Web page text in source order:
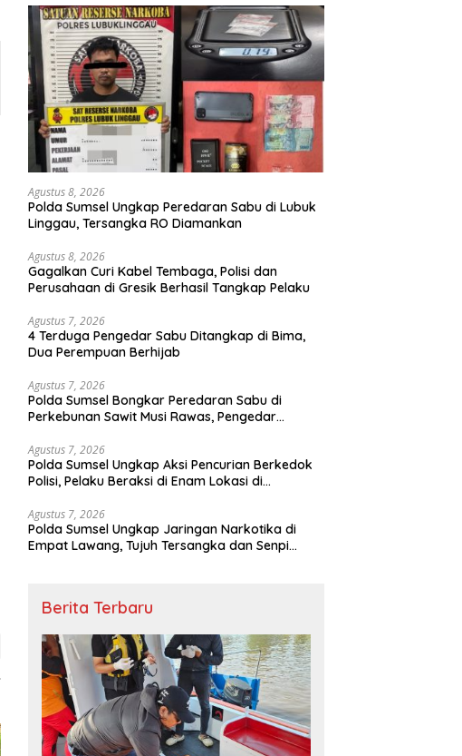
Agustus 8, 2026
Polda Sumsel Ungkap Peredaran Sabu di Lubuk
Linggau, Tersangka RO Diamankan
Agustus 8, 2026
Gagalkan Curi Kabel Tembaga, Polisi dan
Perusahaan di Gresik Berhasil Tangkap Pelaku
Agustus 7, 2026
4 Terduga Pengedar Sabu Ditangkap di Bima,
Dua Perempuan Berhijab
Agustus 7, 2026
Polda Sumsel Bongkar Peredaran Sabu di
Perkebunan Sawit Musi Rawas, Pengedar
Timbangan Digital
Agustus 7, 2026
Polda Sumsel Ungkap Aksi Pencurian Berkedok
Polisi, Pelaku Beraksi di Enam Lokasi di
Agustus 7, 2026
Polda Sumsel Ungkap Jaringan Narkotika di
Empat Lawang, Tujuh Tersangka dan Senpi
Berita Terbaru